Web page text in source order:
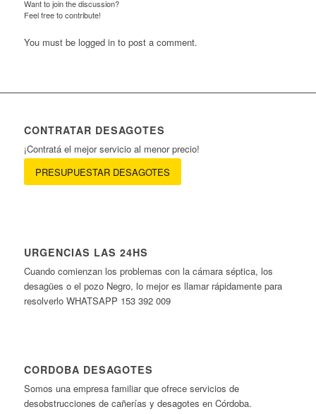
Want to join the discussion?
Feel free to contribute!
You must be logged in to post a comment.
CONTRATAR DESAGOTES
¡Contratá el mejor servicio al menor precio!
PRESUPUESTAR DESAGOTES
URGENCIAS LAS 24HS
Cuando comienzan los problemas con la cámara séptica, los
desagües o el pozo Negro, lo mejor es llamar rápidamente para
resolverlo WHATSAPP 153 392 009
CORDOBA DESAGOTES
Somos una empresa familiar que ofrece servicios de
desobstrucciones de cañerías y desagotes en Córdoba.